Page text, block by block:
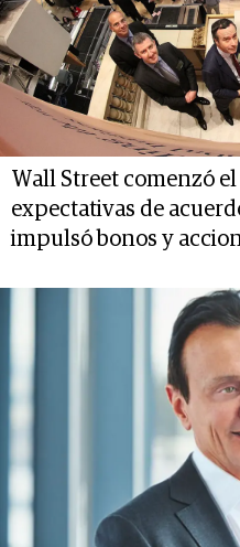
Wall Street comenzó
expectativas de
impulsó bonos y